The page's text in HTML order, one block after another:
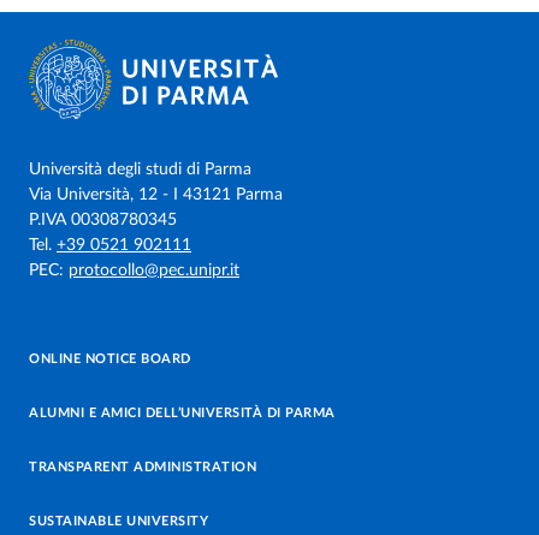
Università degli studi di Parma
Via Università, 12 - I 43121 Parma
P.IVA 00308780345
Tel. +39 0521 902111
PEC: protocollo@pec.unipr.it
ONLINE NOTICE BOARD
ALUMNI E AMICI DELL’UNIVERSITÀ DI PARMA
TRANSPARENT ADMINISTRATION
SUSTAINABLE UNIVERSITY